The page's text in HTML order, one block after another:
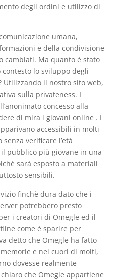
degli ordini e utilizzo di
umana,
e della condivisione
cambiati. Ma quanto è stato
lo sviluppo degli
il nostro sito web,
sulla privateness. I
concesso alla
di mira i giovani online . I
accessibili in molti
verificare l’età
pubblico più giovane in una
sarà esposto a materiali
sensibili.
finchè dura dato che i
potrebbero presto
i creatori di Omegle ed il
come è sparire per
detto che Omegle ha fatto
e nei cuori di molti,
dovesse realmente
che Omegle appartiene